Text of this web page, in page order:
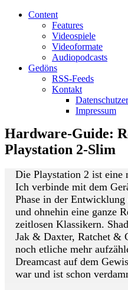
Content
Features
Videospiele
Videoformate
Audiopodcasts
Gedöns
RSS-Feeds
Kontakt
Impressum
Hardware-Guide:
Playstation 2-Slim
Die Playstation 2 ist eine
Ich verbinde mit dem
Phase in der
und ohnehin eine ganze
zeitlosen Klassikern.
Jak & Daxter, Ratchet &
noch etliche mehr
Dreamcast auf dem
war und ist schon